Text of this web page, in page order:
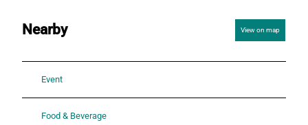
Nearby View on map
Event
Food & Beverage